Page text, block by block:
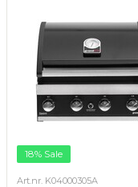
18% Sale
Art.nr. K04000305A